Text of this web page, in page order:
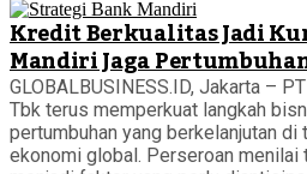
Kredit Berkualitas Jadi
Mandiri Jaga
GLOBALBUSINESS.ID, Jakarta –
Tbk terus memperkuat langkah
pertumbuhan yang berkelanjutan
ekonomi global. Perseroan menilai